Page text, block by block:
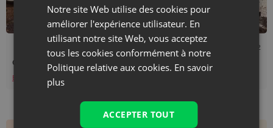
Temps de lecture : 5 min 08/07/2022
Organiseurs de rangement pour camping-car
En savoir plus
Notre site Web utilise des cookies pour
améliorer l'expérience utilisateur. En
utilisant notre site Web, vous acceptez
tous les cookies conformément à notre
Politique relative aux cookies. En savoir
plus
ACCEPTER TOUT